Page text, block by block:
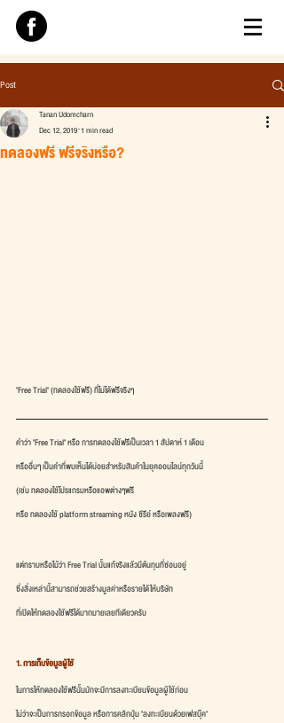
Post
ทดลองฟรี ฟรีจริงหรือ?
Tanan Udomcharn
Dec 12, 2019 1 min read
"Free Trial" (ทดลองใช้ฟรี) ที่ไม่ได้ฟรีจริงๆ
คำว่า "Free Trial" หรือ การทดลองใช้ฟรีเป็นเวลา 1 สัปดาห์ 1 เดือน
หรืออื่นๆ เป็นคำที่พบเห็นได้บ่อยสำหรับสินค้าในยุคออนไลน์ทุกวันนี้
(เช่น ทดลองใช้โปรแกรมหรือแอพต่างๆฟรี
หรือ ทดลองใช้ platform streaming หนัง ซีรีย์ หรือเพลงฟรี)
แต่ทราบหรือไม้ว่า Free Trial นั้นแท้จริงแล้วมีต้นทุนที่ซ่อนอยู่
ซึ่งสิ่งเหล่านี้สามารถช่วยสร้างมูลค่าหรือรายได้ให้บริษัท
ที่เปิดให้ทดลองใช้ฟรีได้มากมายเลยทีเดียวครับ
1. การเก็บข้อมูลผู้ใช้
ในการให้ทดลองใช้ฟรีนั้นมักจะมีการลงทะเบียนข้อมูลผู้ใช้ก่อน
ไม่ว่าจะเป็นการกรอกข้อมูล หรือการคลิกปุ่ม "ลงทะเบียนด้วยเฟสบุ๊ค"